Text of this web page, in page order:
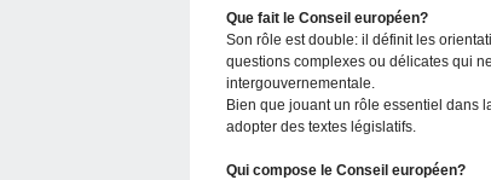
Que fait le Conseil européen?
Son rôle est double: il définit les
questions complexes ou délicates qui
intergouvernementale.
Bien que jouant un rôle essentiel dans
adopter des textes législatifs.
Qui compose le Conseil européen?